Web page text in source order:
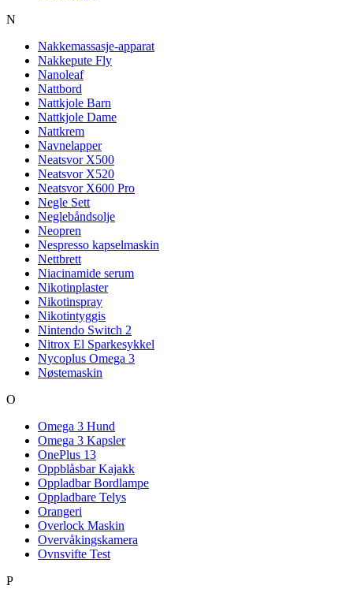
N
Nakkemassasje-apparat
Nakkepute Fly
Nanoleaf
Nattbord
Nattkjole Barn
Nattkjole Dame
Nattkrem
Navnelapper
Neatsvor X500
Neatsvor X520
Neatsvor X600 Pro
Negle Sett
Neglebåndsolje
Neopren
Nespresso kapselmaskin
Nettbrett
Niacinamide serum
Nikotinplaster
Nikotinspray
Nikotintyggis
Nintendo Switch 2
Nitrox El Sparkesykkel
Nycoplus Omega 3
Nøstemaskin
O
Omega 3 Hund
Omega 3 Kapsler
OnePlus 13
Oppblåsbar Kajakk
Oppladbar Bordlampe
Oppladbare Telys
Orangeri
Overlock Maskin
Overvåkingskamera
Ovnsvifte Test
P